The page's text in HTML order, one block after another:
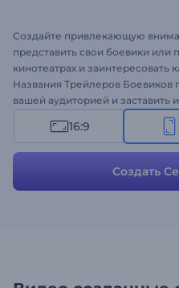
Создайте привлекающую
представить свои боевики
кинотеатрах и
Названия Трейлеров Боевиков
вашей аудиторией и заставить
увидеть, о чем трейлер.
заголовков и впечатляющему
эмоциональную реакцию у
нетерпением ждать даты
16:9
Создать